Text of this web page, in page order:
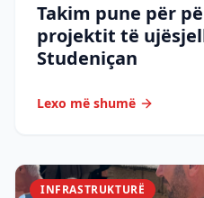
Takim pune për
projektit të
Studeniçan
Lexo më shumë
INFRASTRUKTURË